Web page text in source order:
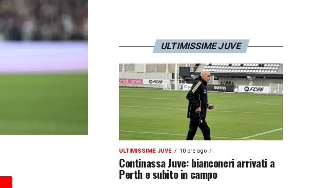
ULTIMISSIME JUVE
ULTIMISSIME JUVE 10 ore ago
Continassa Juve: bianconeri arrivati a
Perth e subito in campo